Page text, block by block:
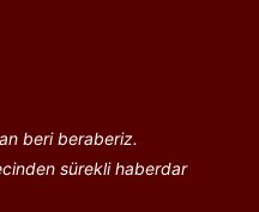
beri beraberiz.
sürekli haberdar